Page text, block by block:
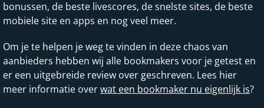
bonussen, de beste livescores, de snelste sites, de beste
mobiele site en apps en nog veel meer.
Om je te helpen je weg te vinden in deze chaos van
aanbieders hebben wij alle bookmakers voor je getest en
er een uitgebreide review over geschreven. Lees hier
meer informatie overwat een bookmaker nu eigenlijk is?